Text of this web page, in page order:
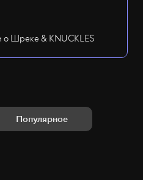
о Шреке & KNUCKLES
Популярное